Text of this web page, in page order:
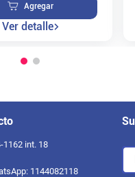
Agregar
Ver detalle
1162 int. 18
1144082118